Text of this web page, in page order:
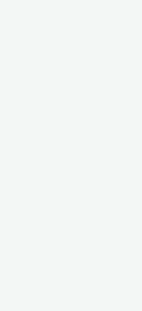
sind zum Beispiel
bildgebende
ja, gibt es hierfür
haben Betroffene
am